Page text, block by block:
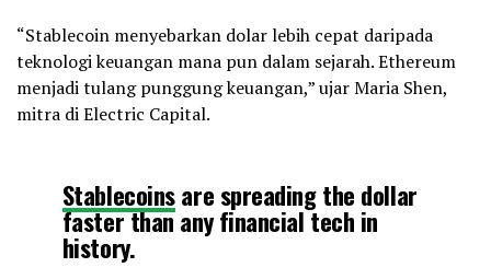
“Stablecoin menyebarkan dolar lebih cepat daripada
teknologi keuangan mana pun dalam sejarah. Ethereum
menjadi tulang punggung keuangan,” ujar Maria Shen,
mitra di Electric Capital.
Stablecoinsare spreading the dollar
faster than any financial tech in
history.